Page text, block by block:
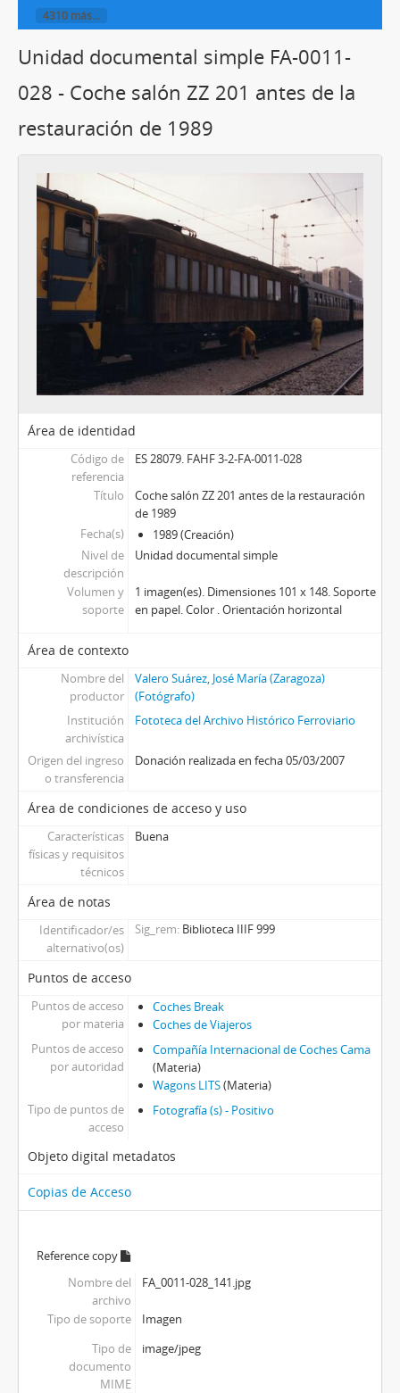
4310 más...
Unidad documental simple FA-0011-
028 - Coche salón ZZ 201 antes de la
restauración de 1989
Área de identidad
Código de
referencia
ES 28079. FAHF 3-2-FA-0011-028
Título
Coche salón ZZ 201 antes de la restauración
de 1989
Fecha(s)
1989 (Creación)
Nivel de
descripción
Unidad documental simple
Volumen y
soporte
1 imagen(es). Dimensiones 101 x 148. Soporte
en papel. Color . Orientación horizontal
Área de contexto
Nombre del
productor
Valero Suárez, José María (Zaragoza)
(Fotógrafo)
Institución
archivística
Fototeca del Archivo Histórico Ferroviario
Origen del ingreso
o transferencia
Donación realizada en fecha 05/03/2007
Área de condiciones de acceso y uso
Características
físicas y requisitos
técnicos
Buena
Área de notas
Identificador/es
alternativo(os)
Sig_rem Biblioteca IIIF 999
Puntos de acceso
Puntos de acceso
por materia
Coches Break
Coches de Viajeros
Puntos de acceso
por autoridad
Compañía Internacional de Coches Cama
(Materia)
Wagons LITS(Materia)
Tipo de puntos de
acceso
Fotografía (s) - Positivo
Objeto digital metadatos
Copias de Acceso
Reference copy
Nombre del
archivo
FA_0011-028_141.jpg
Tipo de soporte
Imagen
Tipo de
documento
MIME
image/jpeg